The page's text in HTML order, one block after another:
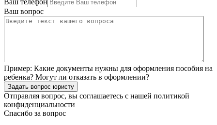
Ваш телефон
Ваш вопрос
Пример: Какие документы нужны для оформления пособия на
ребенка? Могут ли отказать в оформлении?
Задать вопрос юристу
Отправляя вопрос, вы соглашаетесь с нашей политикой
конфиденциальности
Спасибо за вопрос